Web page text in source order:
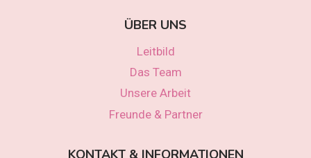
ÜBER UNS
Leitbild
Das Team
Unsere Arbeit
Freunde & Partner